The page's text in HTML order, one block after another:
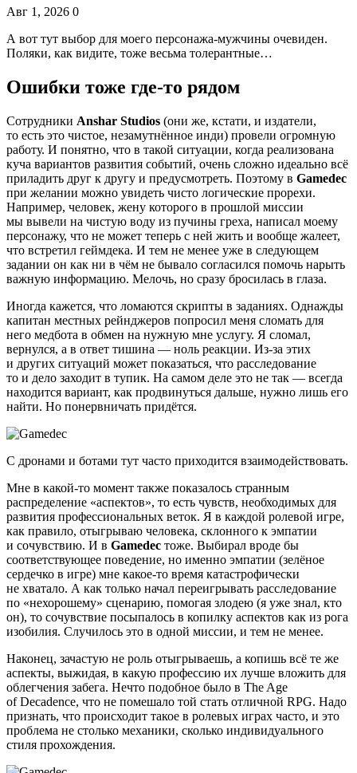
Авг 1, 2026 0
А вот тут выбор для моего персонажа-мужчины очевиден.
Поляки, как видите, тоже весьма толерантные…
Ошибки тоже где-то рядом
Сотрудники Anshar Studios (они же, кстати, и издатели,
то есть это чистое, незамутнённое инди) провели огромную
работу. И понятно, что в такой ситуации, когда реализована
куча вариантов развития событий, очень сложно идеально всё
приладить друг к другу и предусмотреть. Поэтому в Gamedec
при желании можно увидеть чисто логические прорехи.
Например, человек, жену которого в прошлой миссии
мы вывели на чистую воду из пучины греха, написал моему
персонажу, что не может теперь с ней жить и вообще жалеет,
что встретил геймдека. И тем не менее уже в следующем
задании он как ни в чём не бывало согласился помочь нарыть
важную информацию. Мелочь, но сразу бросилась в глаза.
Иногда кажется, что ломаются скрипты в заданиях. Однажды
капитан местных рейнджеров попросил меня сломать для
него медбота в обмен на нужную мне услугу. Я сломал,
вернулся, а в ответ тишина — ноль реакции. Из-за этих
и других ситуаций может показаться, что расследование
то и дело заходит в тупик. На самом деле это не так — всегда
находится вариант, как продвинуться дальше, нужно лишь его
найти. Но понервничать придётся.
С дронами и ботами тут часто приходится взаимодействовать.
Мне в какой-то момент также показалось странным
распределение «аспектов», то есть чувств, необходимых для
развития профессиональных веток. Я в каждой ролевой игре,
как правило, отыгрываю человека, склонного к эмпатии
и сочувствию. И в Gamedec тоже. Выбирал вроде бы
соответствующее поведение, но именно эмпатии (зелёное
сердечко в игре) мне какое-то время катастрофически
не хватало. А как только начал переигрывать расследование
по «нехорошему» сценарию, помогая злодею (я уже знал, кто
он), то сочувствие посыпалось в копилку аспектов как из рога
изобилия. Случилось это в одной миссии, и тем не менее.
Наконец, зачастую не роль отыгрываешь, а копишь всё те же
аспекты, выжидая, в какую профессию их лучше вложить для
облегчения забега. Нечто подобное было в The Age
of Decadence, что не помешало той стать отличной RPG. Надо
признать, что происходит такое в ролевых играх часто, и это
проблема не столько механики, сколько индивидуального
стиля прохождения.